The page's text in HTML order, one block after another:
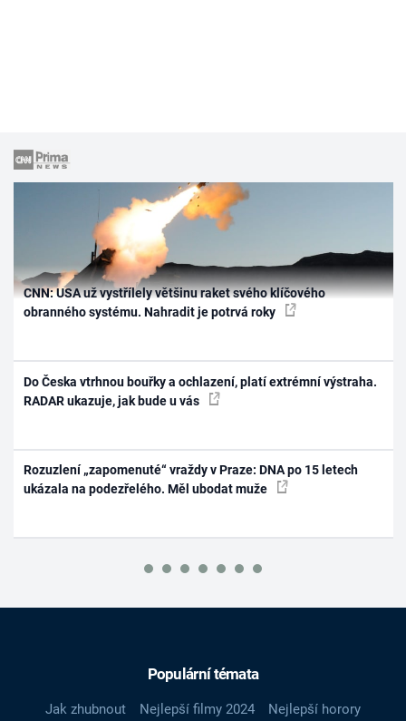
CNN: USA už vystřílely většinu raket svého klíčového
obranného systému. Nahradit je potrvá roky
Do Česka vtrhnou bouřky a ochlazení, platí extrémní výstraha.
RADAR ukazuje, jak bude u vás
Rozuzlení „zapomenuté“ vraždy v Praze: DNA po 15 letech
ukázala na podezřelého. Měl ubodat muže
Populární témata
Jak zhubnout Nejlepší filmy 2024
Nejlepší horory